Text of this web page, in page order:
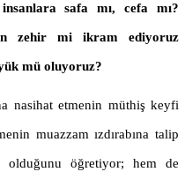
safa mı, cefa mı?
zehir mi ikram ediyoruz
mü oluyoruz?
nasihat etmenin müthiş keyfi
muazzam ızdırabına talip
olduğunu öğretiyor; hem de